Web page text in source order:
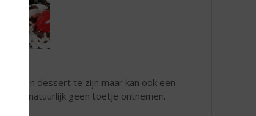
een dessert te zijn maar kan ook een
natuurlijk geen toetje ontnemen.